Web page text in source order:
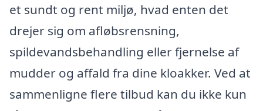
et sundt og rent miljø, hvad enten det
drejer sig om afløbsrensning,
spildevandsbehandling eller fjernelse af
mudder og affald fra dine kloakker. Ved at
sammenligne flere tilbud kan du ikke kun